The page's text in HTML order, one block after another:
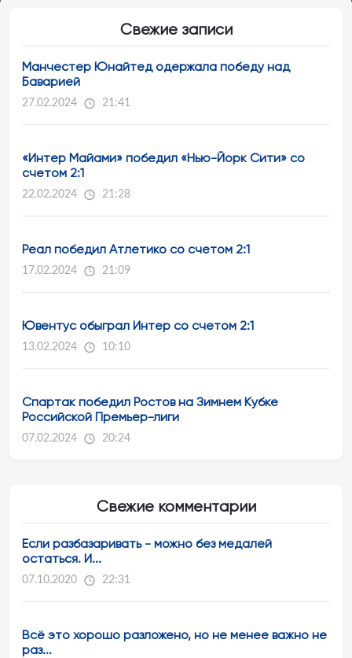
Свежие записи
Манчестер Юнайтед одержала победу над
Баварией
27.02.2024 21:41
«Интер Майами» победил «Нью-Йорк Сити» со
счетом 2:1
22.02.2024 21:28
Реал победил Атлетико со счетом 2:1
17.02.2024 21:09
Ювентус обыграл Интер со счетом 2:1
13.02.2024 10:10
Спартак победил Ростов на Зимнем Кубке
Российской Премьер-лиги
07.02.2024 20:24
Свежие комментарии
Если разбазаривать - можно без медалей
остаться. И...
07.10.2020 22:31
Всё это хорошо разложено, но не менее важно не
раз...